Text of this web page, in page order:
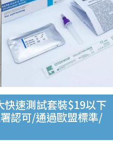
快速測試套裝$19以下
認可/通過歐盟標準/